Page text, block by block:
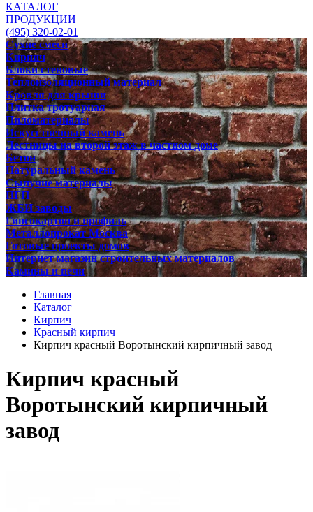
КАТАЛОГ
ПРОДУКЦИИ
(495) 320-02-01
Сухие смеси
Кирпич
Блоки стеновые
Теплоизоляционный материал
Кровля для крыши
Плитка тротуарная
Пиломатериалы
Искусственный камень
Лестницы на второй этаж в частном доме
Бетон
Натуральный камень
Сыпучие материалы
ПГП
ЖБИ заводы
Гипсокартон и профиль
Металлопрокат Москва
Готовые проекты домов
Интернет магазин строительных материалов
Камины и печи
Главная
Каталог
Кирпич
Красный кирпич
Кирпич красный Воротынский кирпичный завод
Кирпич красный
Воротынский кирпичный
завод